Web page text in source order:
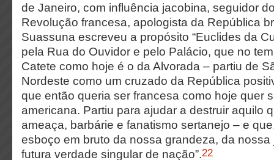
de Janeiro, com influência jacobina, seguidor
Revolução francesa, apologista da República
Suassuna escreveu a propósito “Euclides da
pela Rua do Ouvidor e pelo Palácio, que no
Catete como hoje é o da Alvorada – partiu de
Nordeste como um cruzado da República
que então queria ser francesa como hoje quer
americana. Partiu para ajudar a destruir aquilo
ameaça, barbárie e fanatismo sertanejo – e
esboço em bruto da nossa grandeza, da
futura verdade singular de nação”.22